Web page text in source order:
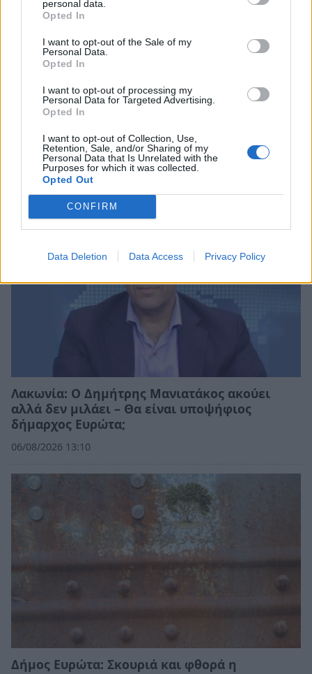
personal data.
Opted In
I want to opt-out of the Sale of my
Personal Data.
Opted In
I want to opt-out of processing my
Personal Data for Targeted Advertising.
Opted In
I want to opt-out of Collection, Use,
Retention, Sale, and/or Sharing of my
Personal Data that Is Unrelated with the
Purposes for which it was collected.
Opted Out
CONFIRM
Data Deletion Data Access Privacy Policy
Ανδρεάκος: «Δεν με ενδιαφέρει το πολιτικό
κόστος αλλά να υπάρχει νερό σήμερα, αύριο
και στο μέλλον»
08/08/2026 08:38
Λακωνία: Ο Δημήτρης Μανιατάκος ακούει
αλλά δεν μιλάει – Θα είναι υποψήφιος
δήμαρχος Ευρώτα;
06/08/2026 13:10
Δήμος Ευρώτα: Σκουριά και φθορά η